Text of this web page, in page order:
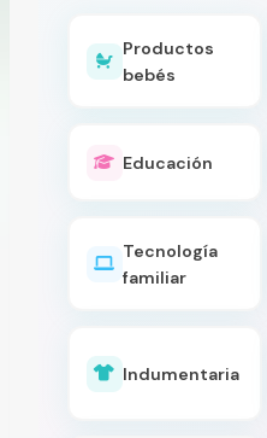
Productos
bebés
Educación
Tecnología
familiar
Indumentaria